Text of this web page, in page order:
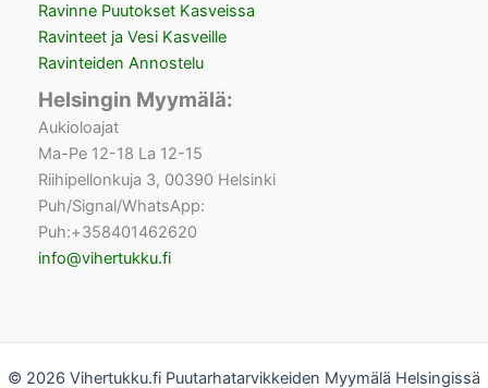
Ravinne Puutokset Kasveissa
Ravinteet ja Vesi Kasveille
Ravinteiden Annostelu
Helsingin Myymälä:
Aukioloajat
Ma-Pe 12-18 La 12-15
Riihipellonkuja 3, 00390 Helsinki
Puh/Signal/WhatsApp:
Puh:+358401462620
info@vihertukku.fi
© 2026 Vihertukku.fi Puutarhatarvikkeiden Myymälä Helsingissä